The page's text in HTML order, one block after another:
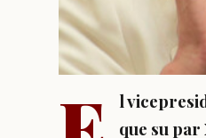
l
que su